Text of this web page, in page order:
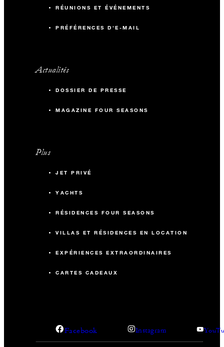
RÉUNIONS ET ÉVÉNEMENTS
PRÉFÉRENCES D'E-MAIL
Actualités
DOSSIER DE PRESSE
MAGAZINE FOUR SEASONS
Plus
JET PRIVÉ
YACHTS
RÉSIDENCES FOUR SEASONS
VILLAS ET RÉSIDENCES EN LOCATION
EXPÉRIENCES EXTRAORDINAIRES
CARTES CADEAUX
Facebook Instagram